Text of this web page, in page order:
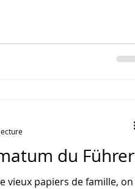
du Führer
vieux papiers de famille, on